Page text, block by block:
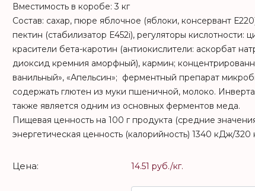
Вместимость в коробе: 3 кг
Состав: сахар, пюре яблочное (яблоки, консервант
пектин (стабилизатор Е452i), регуляторы кислотности:
красители бета-каротин (антиокислители: аскорбат
диоксид кремния аморфный), кармин;
ванильный», «Апельсин»; ферментный препарат
содержать глютен из муки пшеничной, молоко.
также является одним из основных ферментов меда.
Пищевая ценность на 100 г продукта (средние
энергетическая ценность (калорийность) 1340 кДж/320
Цена: 14.51 руб./кг.